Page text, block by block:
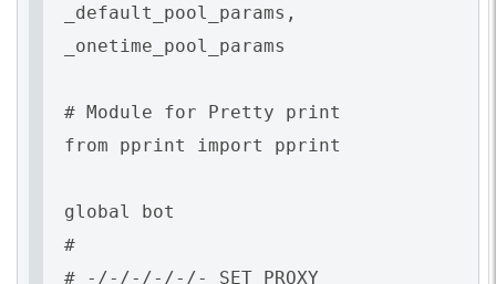
_default_pool_params,
_onetime_pool_params
# Module for Pretty print
from pprint import pprint
global bot
#
# -/-/-/-/-/- SET PROXY